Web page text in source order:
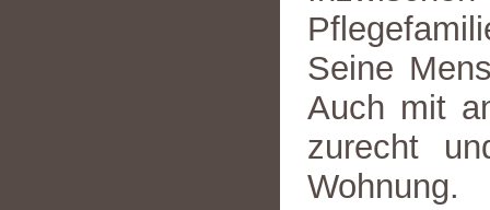
Seine
Auch mit
zurecht
Wohnung.